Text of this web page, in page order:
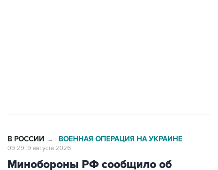
В РОССИИ → ВОЕННАЯ ОПЕРАЦИЯ НА УКРАИНЕ
09:29, 9 августа 2026
Минобороны РФ сообщило об